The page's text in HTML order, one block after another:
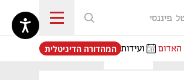
פיננסי
האדום ועידות
נפתח בכרטיסייה חדשה
המהדורה הדיגיטלית